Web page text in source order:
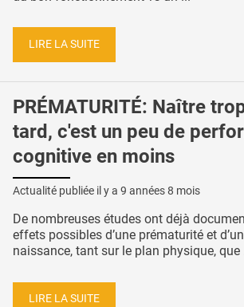
LIRE LA SUITE
PRÉMATURITÉ: Naître
tard, c'est un peu de
cognitive en moins
Actualité publiée il y a 9 années 8 mois
De nombreuses études ont déjà
effets possibles d’une prématurité et
naissance, tant sur le plan physique, que
LIRE LA SUITE